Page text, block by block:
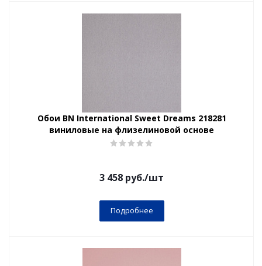
Обои BN International Sweet Dreams 218281
виниловые на флизелиновой основе
3 458 руб./шт
Подробнее